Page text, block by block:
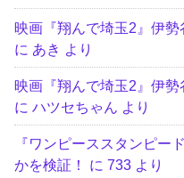
映画『翔んで埼玉2』伊
に あき より
映画『翔んで埼玉2』伊
にハツセちゃん より
『ワンピーススタンピー
かを検証！
に733 より